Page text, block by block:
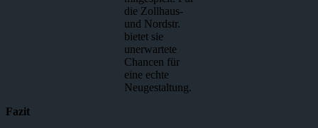
die Zollhaus-
und Nordstr.
bietet sie
unerwartete
Chancen für
eine echte
Neugestaltung.
Fazit